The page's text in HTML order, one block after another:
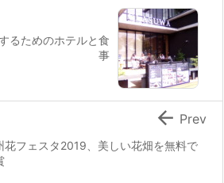
るためのホテルと食
事
花フェスタ2019、美しい花畑を無料で
 Prev